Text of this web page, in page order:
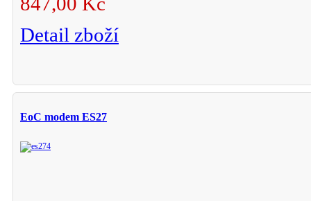
Detail zboží
EoC modem ES27